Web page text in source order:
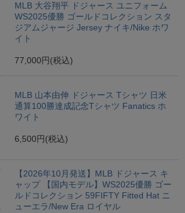
MLB 大谷翔平 ドジャース ユニフォーム
WS2025優勝 ゴールドコレクション スタ
ジアムジャージ Jersey ナイキ/Nike ホワ
イト
77,000円 (税込)
MLB 山本由伸 ドジャース Tシャツ 日米
通算100勝達成記念Tシャツ Fanatics ホ
ワイト
6,500円 (税込)
【2026年10月発送】MLB ドジャース キ
ャップ 【国内モデル】WS2025優勝 ゴー
ルドコレクション 59FIFTY Fitted Hat ニ
ューエラ/New Era ロイヤル